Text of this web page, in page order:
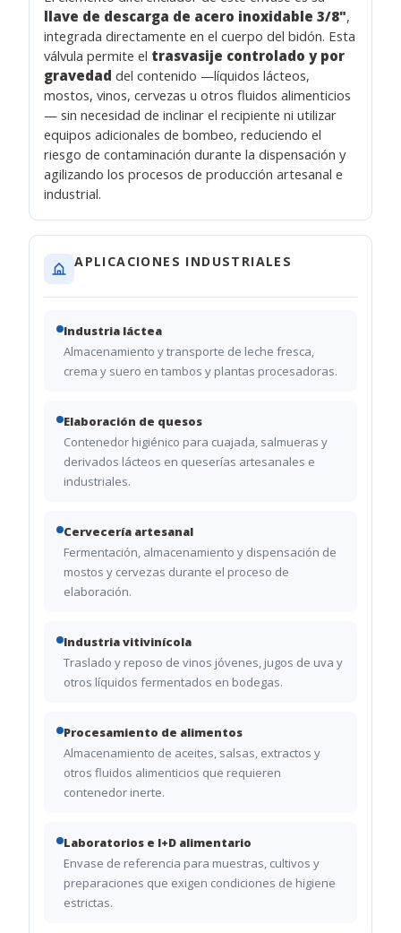
llave de descarga de acero inoxidable 3/8",
integrada directamente en el cuerpo del bidón. Esta
válvula permite el trasvasije controlado y por
gravedad del contenido —líquidos lácteos,
mostos, vinos, cervezas u otros fluidos alimenticios
— sin necesidad de inclinar el recipiente ni utilizar
equipos adicionales de bombeo, reduciendo el
riesgo de contaminación durante la dispensación y
agilizando los procesos de producción artesanal e
industrial.
APLICACIONES INDUSTRIALES
Industria láctea
Almacenamiento y transporte de leche fresca,
crema y suero en tambos y plantas procesadoras.
Elaboración de quesos
Contenedor higiénico para cuajada, salmueras y
derivados lácteos en queserías artesanales e
industriales.
Cervecería artesanal
Fermentación, almacenamiento y dispensación de
mostos y cervezas durante el proceso de
elaboración.
Industria vitivinícola
Traslado y reposo de vinos jóvenes, jugos de uva y
otros líquidos fermentados en bodegas.
Procesamiento de alimentos
Almacenamiento de aceites, salsas, extractos y
otros fluidos alimenticios que requieren
contenedor inerte.
Laboratorios e I+D alimentario
Envase de referencia para muestras, cultivos y
preparaciones que exigen condiciones de higiene
estrictas.